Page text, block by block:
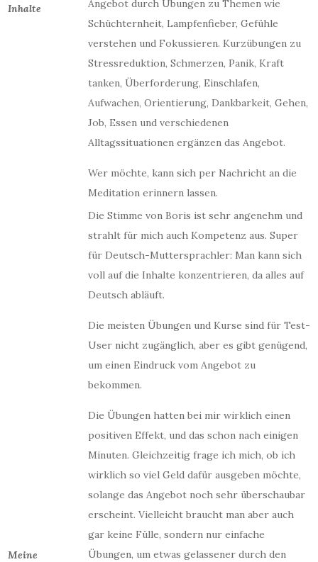
Inhalte
Angebot durch Übungen zu Themen wie
Schüchternheit, Lampfenfieber, Gefühle
verstehen und Fokussieren. Kurzübungen zu
Stressreduktion, Schmerzen, Panik, Kraft
tanken, Überforderung, Einschlafen,
Aufwachen, Orientierung, Dankbarkeit, Gehen,
Job, Essen und verschiedenen
Alltagssituationen ergänzen das Angebot.
Wer möchte, kann sich per Nachricht an die
Meditation erinnern lassen.
Meine
Die Stimme von Boris ist sehr angenehm und
strahlt für mich auch Kompetenz aus. Super
für Deutsch-Muttersprachler: Man kann sich
voll auf die Inhalte konzentrieren, da alles auf
Deutsch abläuft.
Die meisten Übungen und Kurse sind für Test-
User nicht zugänglich, aber es gibt genügend,
um einen Eindruck vom Angebot zu
bekommen.
Die Übungen hatten bei mir wirklich einen
positiven Effekt, und das schon nach einigen
Minuten. Gleichzeitig frage ich mich, ob ich
wirklich so viel Geld dafür ausgeben möchte,
solange das Angebot noch sehr überschaubar
erscheint. Vielleicht braucht man aber auch
gar keine Fülle, sondern nur einfache
Übungen, um etwas gelassener durch den